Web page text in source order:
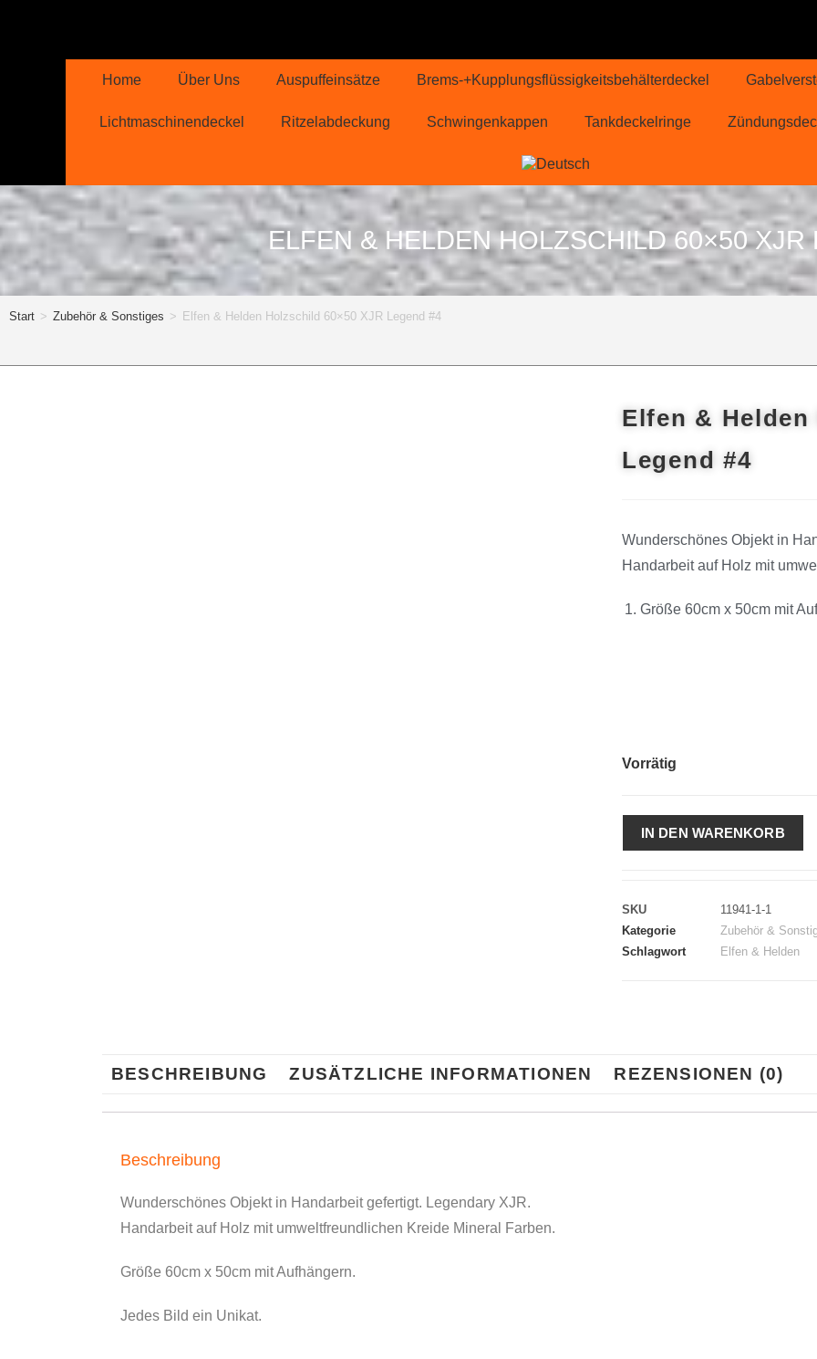
Home Über Uns Auspuffeinsätze Brems-+Kupplungsflüssigkeitsbehälterdeckel
Lichtmaschinendeckel Ritzelabdeckung Schwingenkappen Tankdeckelringe
ELFEN & HELDEN HOLZSCHILD 60×50 XJR
Start > Zubehör & Sonstiges > Elfen & Helden Holzschild 60×50 XJR Legend #4
Elfen &
Legend #4
Wunderschönes Objekt in
Handarbeit auf Holz mit
Größe 60cm x 50cm mit
Vorrätig
IN DEN WARENKORB
SKU
11941-1-1
Kategorie
Zubehör &
Schlagwort
Elfen & Helden
BESCHREIBUNG ZUSÄTZLICHE INFORMATIONEN REZENSIONEN (0)
Beschreibung
Wunderschönes Objekt in Handarbeit gefertigt. Legendary XJR.
Handarbeit auf Holz mit umweltfreundlichen Kreide Mineral Farben.
Größe 60cm x 50cm mit Aufhängern.
Jedes Bild ein Unikat.